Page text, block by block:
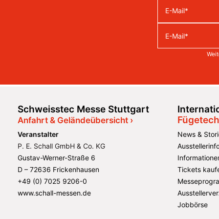
Schweisstec Messe Stuttgart
Anfahrt & Geländeübersicht ›
Veranstalter
P. E. Schall GmbH & Co. KG
Gustav-Werner-Straße 6
D – 72636 Frickenhausen
+49 (0) 7025 9206-0
www.schall-messen.de
News &
Tickets
Jobbörse